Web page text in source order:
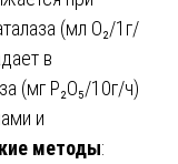
(мл O₂/1г/
в
(мг P₂O₅/10г/ч)
и
методы: